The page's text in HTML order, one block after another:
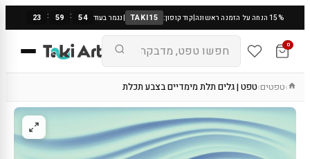
15% הנחה על הזמנה ראשונה |קוד קופון: TAKI15
|נגמר בעוד 23 : 59 : 53
0
›טפטים›טפט | גלים תלת מימדיים בצבע תכלת